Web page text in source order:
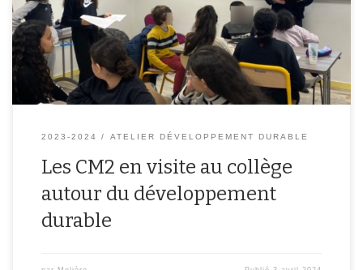
retrouver autour de sujets importants au sein du collège qui les
accueillera peut-être l’année prochaine !
2023-2024 ATELIER DÉVELOPPEMENT DURABLE
Les CM2 en visite au collège
autour du développement
durable